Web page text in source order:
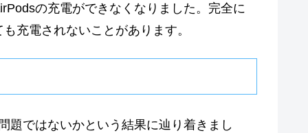
の充電ができなくなりました。完全に
充電されないことがあります。
題ではないかという結果に辿り着きまし